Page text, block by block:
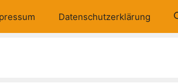
Datenschutzerklärung